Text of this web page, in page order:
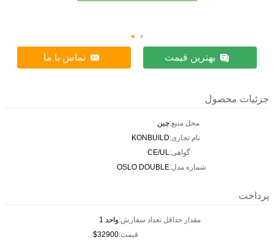
بهترین قیمت تماس با ما
جزئیات محصول
محل منبع:چين
نام تجاری:KONBUILD
گواهی:CE/UL
شماره مدل:OSLO DOUBLE
پرداخت
مقدار حداقل تعداد سفارش:واحد 1
قیمت:$32900